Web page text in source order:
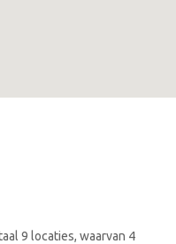
9 locaties, waarvan 4